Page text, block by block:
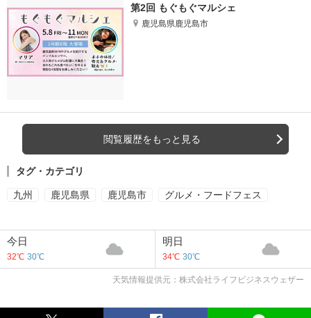
第2回 もぐもぐマルシェ
鹿児島県鹿児島市
閲覧履歴をもっと見る
タグ・カテゴリ
九州 鹿児島県 鹿児島市 グルメ・フードフェス
今日
32℃ 30℃
明日
34℃ 30℃
天気情報提供元：株式会社ライフビジネスウェザー